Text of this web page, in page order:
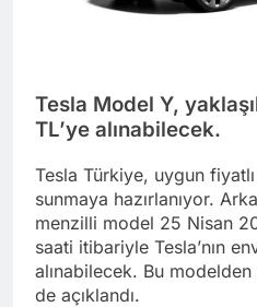
Tesla Model Y,
TL’ye alınabilecek.
Tesla Türkiye, uygun
sunmaya hazırlanıyor.
menzilli model 25 Nisan
saati itibariyle Tesla’nın
alınabilecek. Bu modelden
de açıklandı.